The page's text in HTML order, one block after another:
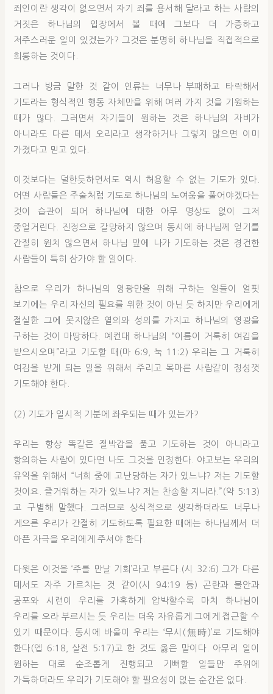
죄인이란 생각이 없으면서 자기 죄를 용서해 달라고 하는 사람의
거짓은 하나님의 입장에서 볼 때에 그보다 더 가증하고
저주스러운 일이 있겠는가? 그것은 분명히 하나님을 직접적으로
희롱하는 것이다.
그러나 방금 말한 것 같이 인류는 너무나 부패하고 타락해서
기도라는 형식적인 행동 자체만을 위해 여러 가지 것을 기원하는
때가 많다. 그러면서 자기들이 원하는 것은 하나님의 자비가
아니라도 다른 데서 오리라고 생각하거나 그렇지 않으면 이미
가졌다고 믿고 있다.
이것보다는 덜한듯하면서도 역시 허용할 수 없는 기도가 있다.
어떤 사람들은 주술처럼 기도로 하나님의 노여움을 풀어야겠다는
것이 습관이 되어 하나님에 대한 아무 명상도 없이 그저
중얼거린다. 진정으로 갈망하지 않으며 동시에 하나님께 얻기를
간절히 원치 않으면서 하나님 앞에 나가 기도하는 것은 경건한
사람들이 특히 삼가야 할 일이다.
참으로 우리가 하나님의 영광만을 위해 구하는 일들이 얼핏
보기에는 우리 자신의 필요를 위한 것이 아닌 듯 하지만 우리에게
절실한 그에 못지않은 열의와 성의를 가지고 하나님의 영광을
구하는 것이 마땅하다. 예컨대 하나님의 “이름이 거룩히 여김을
받으시오며”라고 기도할 때(마 6:9, 눅 11:2) 우리는 그 거룩히
여김을 받게 되는 일을 위해서 주리고 목마른 사람같이 정성껏
기도해야 한다.
(2) 기도가 일시적 기분에 좌우되는 때가 있는가?
우리는 항상 똑같은 절박감을 품고 기도하는 것이 아니라고
항의하는 사람이 있다면 나도 그것을 인정한다. 야고보는 우리의
유익을 위해서 “너희 중에 고난당하는 자가 있느냐? 저는 기도할
것이요. 즐거워하는 자가 있느냐? 저는 찬송할 지니라.”(약 5:13)
고 구별해 말했다. 그러므로 상식적으로 생각하더라도 너무나
게으른 우리가 간절히 기도하도록 필요한 때에는 하나님께서 더
아픈 자극을 우리에게 주셔야 한다.
다윗은 이것을 ‘주를 만날 기회’라고 부른다.(시 32:6) 그가 다른
데서도 자주 가르치는 것 같이(시 94:19 등) 곤란과 불안과
공포와 시련이 우리를 가혹하게 압박할수록 마치 하나님이
우리를 오라 부르시는 듯 우리는 더욱 자유롭게 그에게 접근할 수
있기 때문이다. 동시에 바울이 우리는 ‘무시(無時)’로 기도해야
한다(엡 6:18, 살전 5:17)고 한 것도 옳은 말이다. 아무리 일이
원하는 대로 순조롭게 진행되고 기뻐할 일들만 주위에
가득하더라도 우리가 기도해야 할 필요성이 없는 순간은 없다.